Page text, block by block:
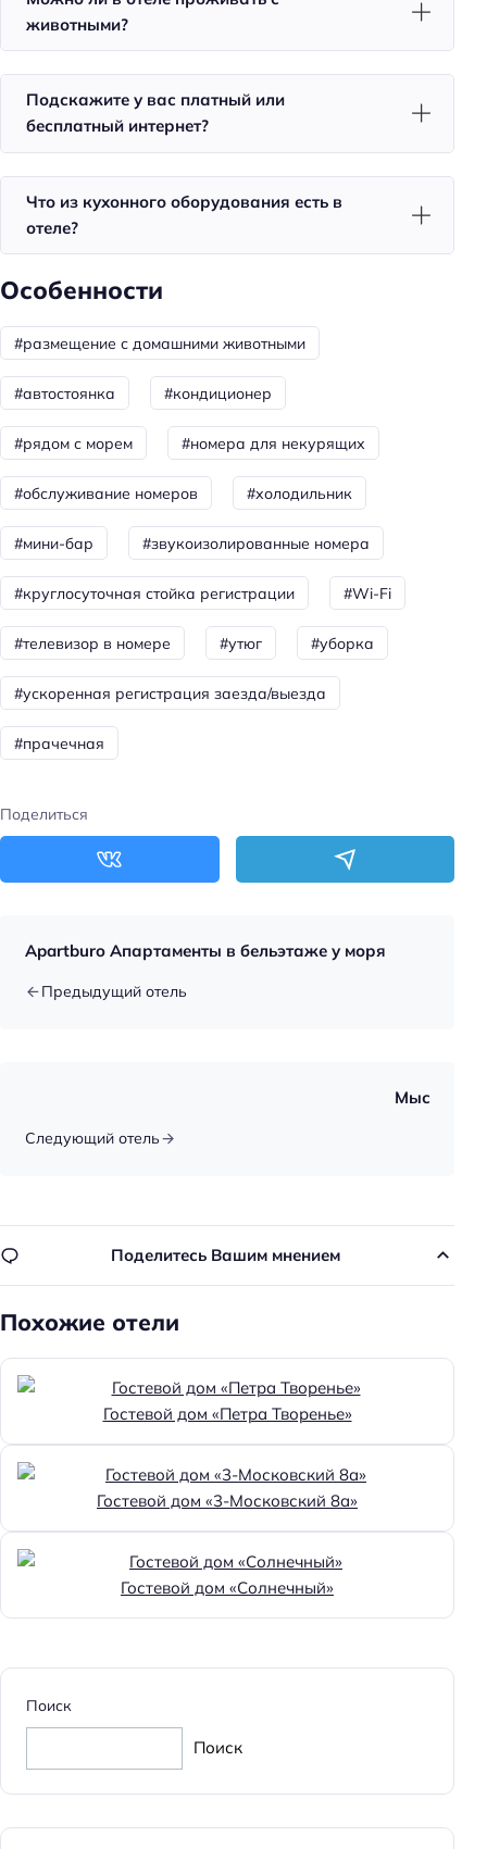
Холодильник
Уборка
Санузел в номере
Бар
Количество баров: 1
Красота и здоровье
Баня
Душ
Спорт и развлечения
Площадка для пикника
Пляжный отдых
Шезлонги
Частный пляж
Тип пляжа: песчаный
Площадь пляжа: 2000
Пляжные полотенца
Общая информация
Круглосуточная регистрация
Дата постройки: 2022
Обязательный депозит
Доступность
возможностями здоровья
Парковка для людей с инвалидностью
Доступность помещения на инвалидной коляске:
доступно
Парковка
Бесплатная
Рыбалка
Главное
животными?
Подскажите у вас платный или
бесплатный интернет?
Что из кухонного оборудования есть в
отеле?
Особенности
#размещение с домашними животными
#автостоянка #кондиционер
#рядом с морем #номера для некурящих
#обслуживание номеров #холодильник
#мини-бар #звукоизолированные номера
#круглосуточная стойка регистрации #Wi-Fi
#телевизор в номере #утюг #уборка
#ускоренная регистрация заезда/выезда
#прачечная
Поделиться
Apartburo Апартаменты в бельэтаже у моря
Предыдущий отель
Мыс
Следующий отель
Поделитесь Вашим мнением
Похожие отели
Гостевой дом «Петра Творенье»
Гостевой дом «3-Московский 8а»
Гостевой дом «Солнечный»
Поиск
Поиск